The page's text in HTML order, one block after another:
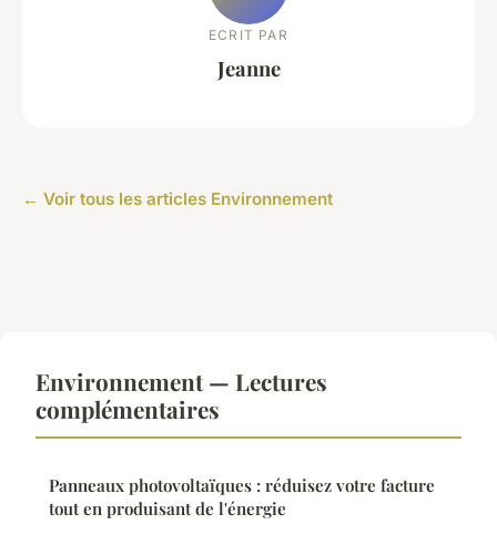
ECRIT PAR
Jeanne
← Voir tous les articles Environnement
Environnement — Lectures
complémentaires
Panneaux photovoltaïques : réduisez votre facture
tout en produisant de l'énergie